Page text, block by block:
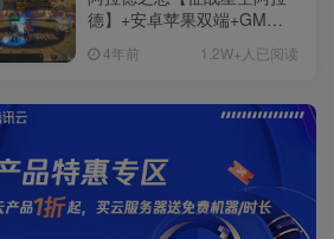
德】+安卓苹果双端+GM授
+详细教程
4年前 1.2W+人已阅读